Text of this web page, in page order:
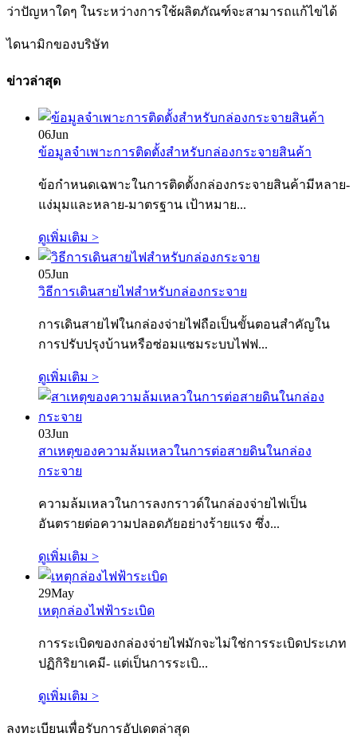
ว่าปัญหาใดๆ ในระหว่างการใช้ผลิตภัณฑ์จะสามารถแก้ไขได้
ไดนามิกของบริษัท
ข่าวล่าสุด
06Jun
ข้อมูลจำเพาะการติดตั้งสำหรับกล่องกระจายสินค้า
ข้อกำหนดเฉพาะในการติดตั้งกล่องกระจายสินค้ามีหลาย-
แง่มุมและหลาย-มาตรฐาน เป้าหมาย...
ดูเพิ่มเติม >
05Jun
วิธีการเดินสายไฟสำหรับกล่องกระจาย
การเดินสายไฟในกล่องจ่ายไฟถือเป็นขั้นตอนสำคัญใน
การปรับปรุงบ้านหรือซ่อมแซมระบบไฟฟ...
ดูเพิ่มเติม >
03Jun
สาเหตุของความล้มเหลวในการต่อสายดินในกล่อง
กระจาย
ความล้มเหลวในการลงกราวด์ในกล่องจ่ายไฟเป็น
อันตรายต่อความปลอดภัยอย่างร้ายแรง ซึ่ง...
ดูเพิ่มเติม >
29May
เหตุกล่องไฟฟ้าระเบิด
การระเบิดของกล่องจ่ายไฟมักจะไม่ใช่การระเบิดประเภท
ปฏิกิริยาเคมี- แต่เป็นการระเบิ...
ดูเพิ่มเติม >
ลงทะเบียนเพื่อรับการอัปเดตล่าสุด